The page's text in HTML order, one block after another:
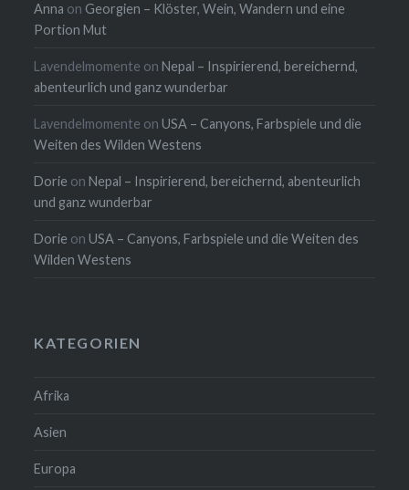
Anna on Georgien – Klöster, Wein, Wandern und eine
Portion Mut
Lavendelmomente onNepal – Inspirierend, bereichernd,
abenteurlich und ganz wunderbar
Lavendelmomente onUSA – Canyons, Farbspiele und die
Weiten des Wilden Westens
Dorie onNepal – Inspirierend, bereichernd, abenteurlich
und ganz wunderbar
Dorie onUSA – Canyons, Farbspiele und die Weiten des
Wilden Westens
KATEGORIEN
Afrika
Asien
Europa